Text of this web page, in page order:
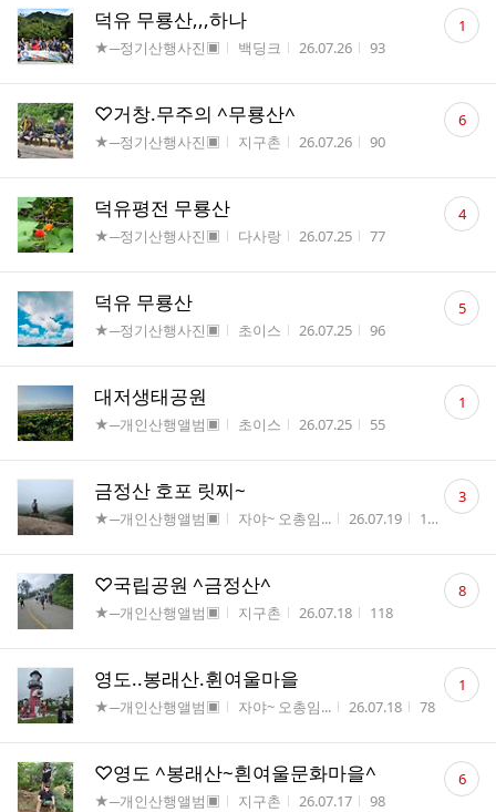
덕유 무룡산,,,하나
게시판명
★─정기산행사진▣ 작성자
백딩크 작성시간
26.07.26 조회수
93
댓
글 1
♡거창.무주의 ^무룡산^
게시판명
★─정기산행사진▣ 작성자
지구촌 작성시간
26.07.26 조회수
90
댓
글 6
덕유평전 무룡산
게시판명
★─정기산행사진▣ 작성자
다사랑 작성시간
26.07.25 조회수
77
댓
글 4
덕유 무룡산
게시판명
★─정기산행사진▣ 작성자
초이스 작성시간
26.07.25 조회수
96
댓
글 5
대저생태공원
게시판명
★─개인산행앨범▣ 작성자
초이스 작성시간
26.07.25 조회수
55
댓
글 1
금정산 호포 릿찌~
게시판명
★─개인산행앨범▣ 작성자
자야~ 오총임... 작성시간
26.07.19 조회수
155
댓
글
수
3
♡국립공원 ^금정산^
게시판명
★─개인산행앨범▣ 작성자
지구촌 작성시간
26.07.18 조회수
118
댓
글 8
영도..봉래산.휜여울마을
게시판명
★─개인산행앨범▣ 작성자
자야~ 오총임... 작성시간
26.07.18 조회수
78
댓
글 1
♡영도 ^봉래산~흰여울문화마을^
게시판명
★─개인산행앨범▣ 작성자
지구촌 작성시간
26.07.17 조회수
98
댓
글 6